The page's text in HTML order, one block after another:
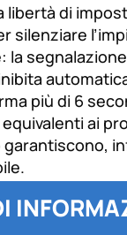
libertà di
silenziare
la
più di 6
ai
versioni di